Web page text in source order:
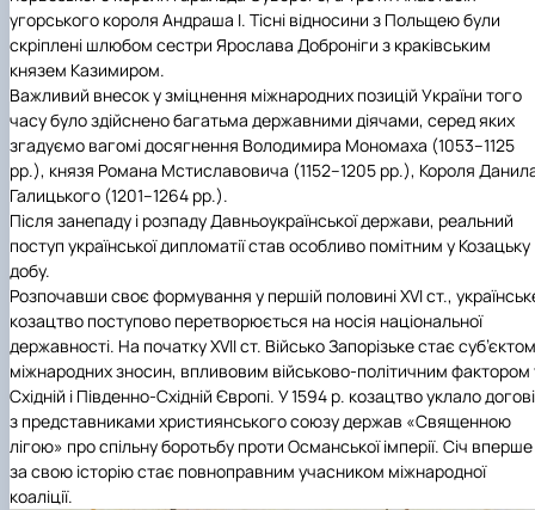
угорського короля Андраша І. Тісні відносини з Польщею були
скріплені шлюбом сестри Ярослава Доброніги з краківським
князем Казимиром.
Важливий внесок у зміцнення міжнародних позицій України того
часу було здійснено багатьма державними діячами, серед яких
згадуємо вагомі досягнення Володимира Мономаха (1053–1125
рр.), князя Романа Мстиславовича (1152–1205 рр.), Короля
Галицького (1201–1264 рр.).
Після занепаду і розпаду Давньоукраїнської держави, реальний
поступ української дипломатії став особливо помітним у Козацьку
добу.
Розпочавши своє формування у першій половині XVІ ст.,
козацтво поступово перетворюється на носія національної
державності. На початку XVІІ ст. Військо Запорізьке стає суб’єктом
міжнародних зносин, впливовим військово-політичним фактором
Східній і Південно-Східній Європі. У 1594 р. козацтво уклало
з представниками християнського союзу держав «Священною
лігою» про спільну боротьбу проти Османської імперії. Січ вперше
за свою історію стає повноправним учасником міжнародної
коаліції.